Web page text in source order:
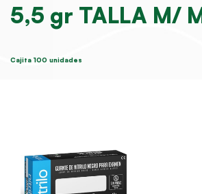
5,5 gr TALLA M/
Cajita 100 unidades